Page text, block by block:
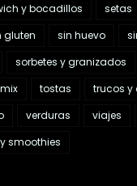
y bocadillos setas
gluten sin huevo
sorbetes y granizados
tostas
trucos y
verduras viajes
smoothies